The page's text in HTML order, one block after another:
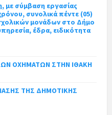
με σύμβαση εργασίας
συνολικά πέντε (05)
μονάδων στο Δήμο
έδρα, ειδικότητα
ΟΧΗΜΑΤΩΝ ΣΤΗΝ ΙΘΑΚΗ
ΤΗΣ ΔΗΜΟΤΙΚΗΣ